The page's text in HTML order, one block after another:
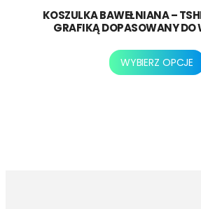
KOSZULKA BAWEŁNIANA –
GRAFIKĄ DOPASOWANY DO
WYBIERZ OPCJE